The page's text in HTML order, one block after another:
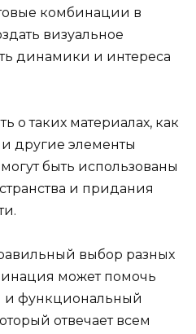
комбинации в
визуальное
динамики и интереса
о таких материалах, как
другие элементы
быть использованы
и придания
выбор разных
может помочь
и функциональный
отвечает всем